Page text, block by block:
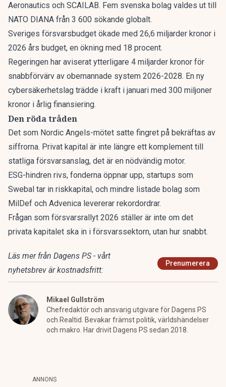
Aeronautics och SCAILAB. Fem svenska bolag valdes ut till
NATO DIANA från 3 600 sökande globalt.
Sveriges försvarsbudget ökade med 26,6 miljarder kronor i
2026 års budget, en ökning med 18 procent.
Regeringen har aviserat ytterligare 4 miljarder kronor för
snabbförvärv av obemannade system 2026-2028. En ny
cybersäkerhetslag trädde i kraft i januari med 300 miljoner
kronor i årlig finansiering.
Den röda tråden
Det som Nordic Angels-mötet satte fingret på bekräftas av
siffrorna. Privat kapital är inte längre ett komplement till
statliga försvarsanslag, det är en nödvändig motor.
ESG-hindren rivs, fonderna öppnar upp, startups som
Swebal tar in riskkapital, och mindre listade bolag som
MilDef och Advenica levererar rekordordrar.
Frågan som försvarsrallyt 2026 ställer är inte om det
privata kapitalet ska in i försvarssektorn, utan hur snabbt.
Läs mer från Dagens PS - vårt
nyhetsbrev är kostnadsfritt:
Prenumerera
Mikael Gullström
Chefredaktör och ansvarig utgivare för Dagens PS
och Realtid. Bevakar främst politik, världshändelser
och makro. Har drivit Dagens PS sedan 2018.
ANNONS